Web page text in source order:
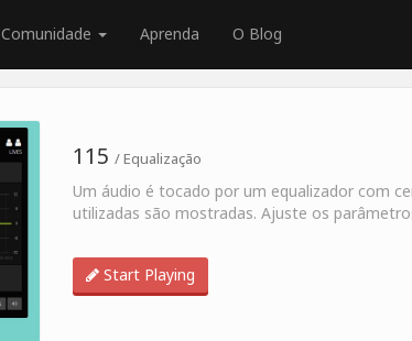
Comunidade Aprenda O Blog
115 / Equalização
Um áudio é tocado por um equalizador com
utilizadas são mostradas. Ajuste os
Start Playing